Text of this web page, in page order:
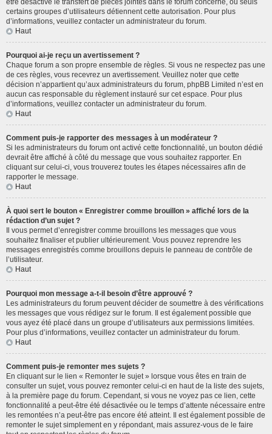
être désactivé le transfert de pièces jointes dans le forum concerné, ou seuls
certains groupes d’utilisateurs détiennent cette autorisation. Pour plus
d’informations, veuillez contacter un administrateur du forum.
Haut
Pourquoi ai-je reçu un avertissement ?
Chaque forum a son propre ensemble de règles. Si vous ne respectez pas une
de ces règles, vous recevrez un avertissement. Veuillez noter que cette
décision n’appartient qu’aux administrateurs du forum, phpBB Limited n’est en
aucun cas responsable du règlement instauré sur cet espace. Pour plus
d’informations, veuillez contacter un administrateur du forum.
Haut
Comment puis-je rapporter des messages à un modérateur ?
Si les administrateurs du forum ont activé cette fonctionnalité, un bouton dédié
devrait être affiché à côté du message que vous souhaitez rapporter. En
cliquant sur celui-ci, vous trouverez toutes les étapes nécessaires afin de
rapporter le message.
Haut
À quoi sert le bouton « Enregistrer comme brouillon » affiché lors de la
rédaction d’un sujet ?
Il vous permet d’enregistrer comme brouillons les messages que vous
souhaitez finaliser et publier ultérieurement. Vous pouvez reprendre les
messages enregistrés comme brouillons depuis le panneau de contrôle de
l’utilisateur.
Haut
Pourquoi mon message a-t-il besoin d’être approuvé ?
Les administrateurs du forum peuvent décider de soumettre à des vérifications
les messages que vous rédigez sur le forum. Il est également possible que
vous ayez été placé dans un groupe d’utilisateurs aux permissions limitées.
Pour plus d’informations, veuillez contacter un administrateur du forum.
Haut
Comment puis-je remonter mes sujets ?
En cliquant sur le lien « Remonter le sujet » lorsque vous êtes en train de
consulter un sujet, vous pouvez remonter celui-ci en haut de la liste des sujets,
à la première page du forum. Cependant, si vous ne voyez pas ce lien, cette
fonctionnalité a peut-être été désactivée ou le temps d’attente nécessaire entre
les remontées n’a peut-être pas encore été atteint. Il est également possible de
remonter le sujet simplement en y répondant, mais assurez-vous de le faire